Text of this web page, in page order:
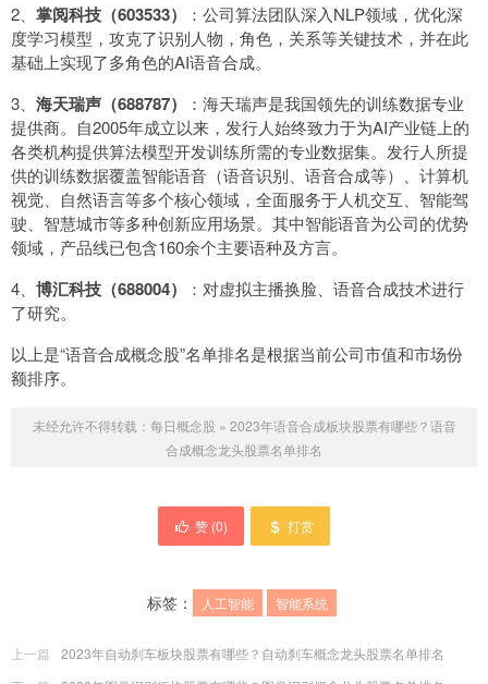
2、 掌阅科技（603533）
：公司算法团队深入NLP领域，优化深
度学习模型，攻克了识别人物，角色，关系等关键技术，并在此
基础上实现了多角色的AI语音合成。
3、 海天瑞声（688787）
：海天瑞声是我国领先的训练数据专业
提供商。自2005年成立以来，发行人始终致力于为AI产业链上的
各类机构提供算法模型开发训练所需的专业数据集。发行人所提
供的训练数据覆盖智能语音（语音识别、语音合成等）、计算机
视觉、自然语言等多个核心领域，全面服务于人机交互、智能驾
驶、智慧城市等多种创新应用场景。其中智能语音为公司的优势
领域，产品线已包含160余个主要语种及方言。
4、 博汇科技（688004）
：对虚拟主播换脸、语音合成技术进行
了研究。
以上是“语音合成概念股”名单排名是根据当前公司市值和市场份
额排序。
未经允许不得转载： 每日概念股 » 2023年语音合成板块股票有哪些？语音
合成概念龙头股票名单排名
赞 (0) 打赏
标签： 人工智能 智能系统
上一篇
2023年自动刹车板块股票有哪些？自动刹车概念龙头股票名单排名